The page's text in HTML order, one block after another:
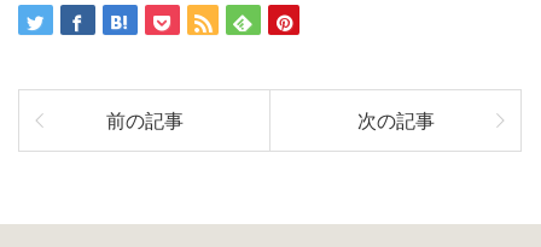
前の記事 次の記事